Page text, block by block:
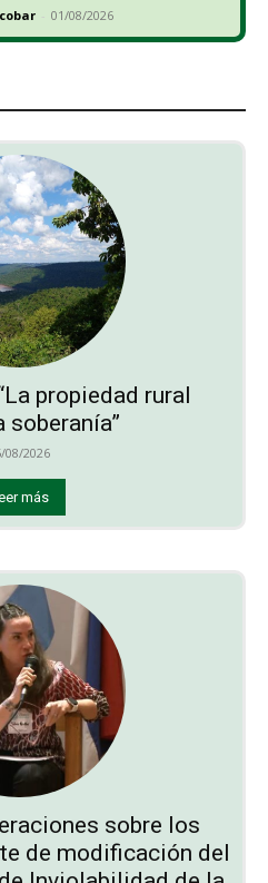
- 01/08/2026
propiedad rural
soberanía”
08/2026
más
sobre los
de modificación del